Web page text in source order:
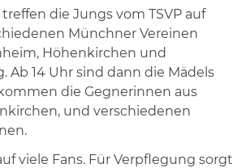
treffen die Jungs vom TSVP auf
Münchner Vereinen
Höhenkirchen und
Ab 14 Uhr sind dann die Mädels
die Gegnerinnen aus
und verschiedenen
viele Fans. Für Verpflegung sorgt